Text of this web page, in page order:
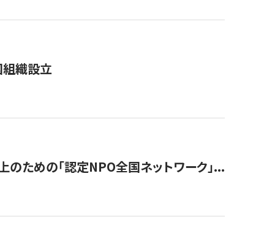
組織設立
ための「認定NPO全国ネットワーク」...